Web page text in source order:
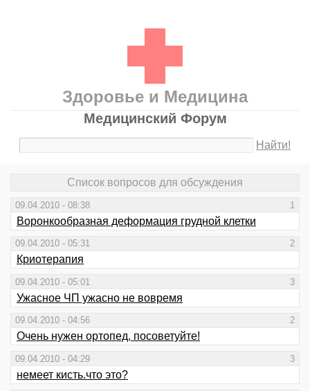
Здоровье и Медицина
Медицинский Форум
Найти!
Список вопросов для обсуждения
09.04.2010 - 08:38 1
Воронкообразная деформация грудной клетки
09.04.2010 - 05:31 2
Криотерапия
09.04.2010 - 05:01 3
Ужасное ЧП ужасно не вовремя
09.04.2010 - 04:56 2
Очень нужен ортопед, посоветуйте!
09.04.2010 - 04:29 3
немеет кисть.что это?